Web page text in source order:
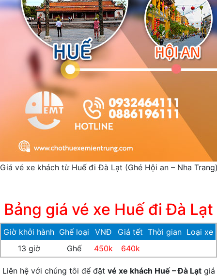
Giá vé xe khách từ Huế đi Đà Lạt (Ghé Hội an – Nha
Bảng giá vé xe Huế đi Đà Lạt
Giờ khởi hành Ghế loại VNĐ Giá tết Thời gian Loại xe
13 giờ
Ghế 450k 640k
Liên hệ với chúng tôi để đặt vé xe khách Huế – Đà Lạtgiá